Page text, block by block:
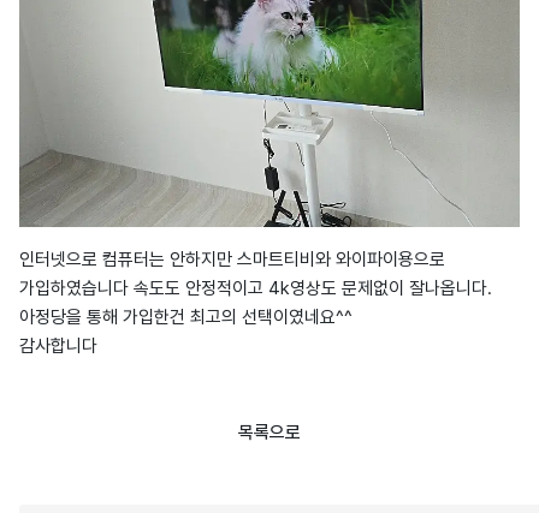
인터넷으로 컴퓨터는 안하지만 스마트티비와 와이파이용으로
가입하였습니다 속도도 안정적이고 4k영상도 문제없이 잘나옵니다.
아정당을 통해 가입한건 최고의 선택이였네요^^
감사합니다
목록으로